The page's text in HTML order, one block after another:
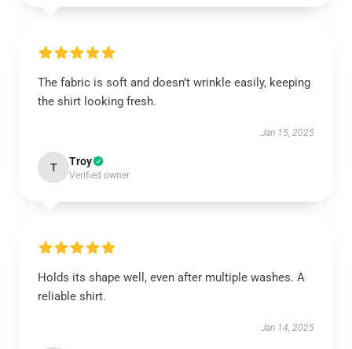
The fabric is soft and doesn’t wrinkle easily, keeping
the shirt looking fresh.
Jan 15, 2025
T Troy
Verified owner
Holds its shape well, even after multiple washes. A
reliable shirt.
Jan 14, 2025